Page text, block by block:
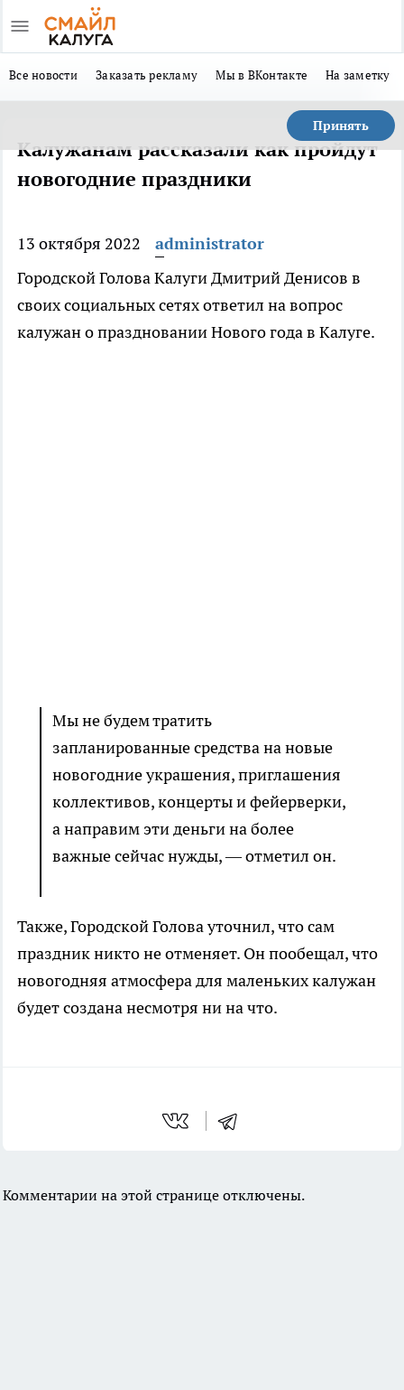
Все новости Заказать рекламу Мы в ВКонтакте На заметку
Принять
Калужанам рассказали как пройдут
новогодние праздники
13 октября 2022
administrator
Городской Голова Калуги Дмитрий Денисов в
своих социальных сетях ответил на вопрос
калужан о праздновании Нового года в Калуге.
Мы не будем тратить
запланированные средства на новые
новогодние украшения, приглашения
коллективов, концерты и фейерверки,
а направим эти деньги на более
важные сейчас нужды, — отметил он.
Также, Городской Голова уточнил, что сам
праздник никто не отменяет. Он пообещал, что
новогодняя атмосфера для маленьких калужан
будет создана несмотря ни на что.
Комментарии на этой странице отключены.